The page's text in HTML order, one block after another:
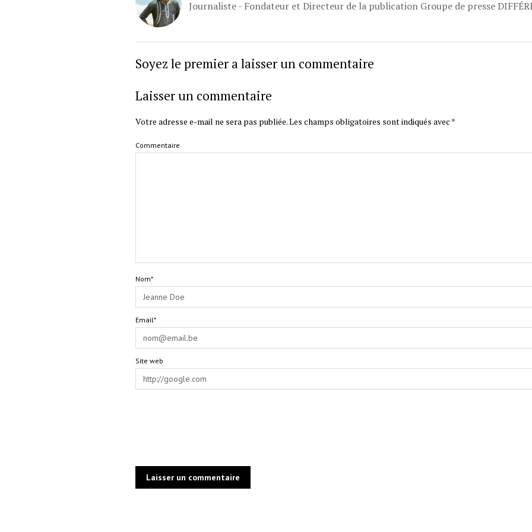
Journaliste - Fondateur et Directeur de la publication Groupe de presse
Soyez le premier a laisser un commentaire
Laisser un commentaire
Votre adresse e-mail ne sera pas publiée.Les champs obligatoires sont indiqués avec *
Commentaire
Nom*
Email*
Site web